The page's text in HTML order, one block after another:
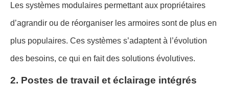
Les systèmes modulaires permettant aux propriétaires
d’agrandir ou de réorganiser les armoires sont de plus en
plus populaires. Ces systèmes s’adaptent à l’évolution
des besoins, ce qui en fait des solutions évolutives.
2. Postes de travail et éclairage intégrés